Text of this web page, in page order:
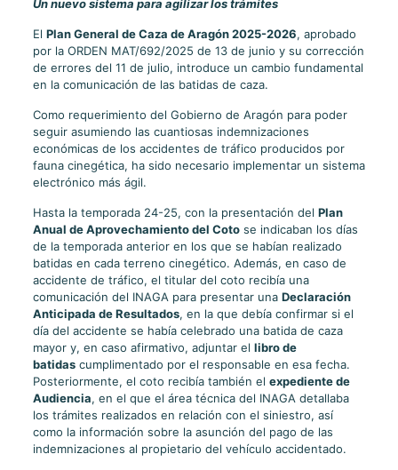
Un nuevo sistema para agilizar los trámites
El Plan General de Caza de Aragón 2025-2026, aprobado
por la ORDEN MAT/692/2025 de 13 de junio y su corrección
de errores del 11 de julio, introduce un cambio fundamental
en la comunicación de las batidas de caza.
Como requerimiento del Gobierno de Aragón para poder
seguir asumiendo las cuantiosas indemnizaciones
económicas de los accidentes de tráfico producidos por
fauna cinegética, ha sido necesario implementar un sistema
electrónico más ágil.
Hasta la temporada 24-25, con la presentación del Plan
Anual de Aprovechamiento del Cotose indicaban los días
de la temporada anterior en los que se habían realizado
batidas en cada terreno cinegético. Además, en caso de
accidente de tráfico, el titular del coto recibía una
comunicación del INAGA para presentar una Declaración
Anticipada de Resultados, en la que debía confirmar si el
día del accidente se había celebrado una batida de caza
mayor y, en caso afirmativo, adjuntar el libro de
batidascumplimentado por el responsable en esa fecha.
Posteriormente, el coto recibía también el expediente de
Audiencia, en el que el área técnica del INAGA detallaba
los trámites realizados en relación con el siniestro, así
como la información sobre la asunción del pago de las
indemnizaciones al propietario del vehículo accidentado.